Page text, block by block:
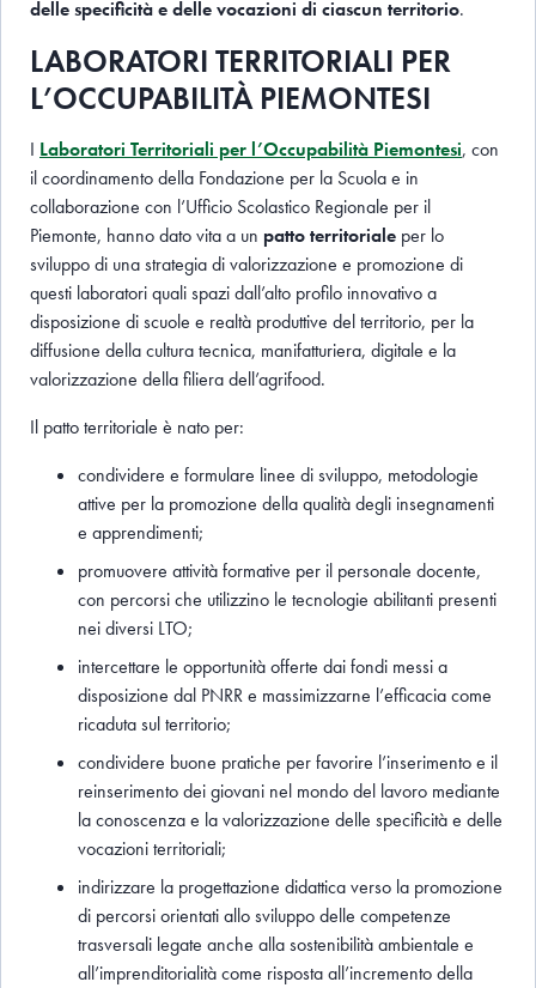
delle specificità e delle vocazioni di ciascun territorio.
LABORATORI TERRITORIALI PER
L’OCCUPABILITÀ PIEMONTESI
I Laboratori Territoriali per l’Occupabilità Piemontesi, con
il coordinamento della Fondazione per la Scuola e in
collaborazione con l’Ufficio Scolastico Regionale per il
Piemonte, hanno dato vita a un patto territoriale per lo
sviluppo di una strategia di valorizzazione e promozione di
questi laboratori quali spazi dall’alto profilo innovativo a
disposizione di scuole e realtà produttive del territorio, per la
diffusione della cultura tecnica, manifatturiera, digitale e la
valorizzazione della filiera dell’agrifood.
Il patto territoriale è nato per:
condividere e formulare linee di sviluppo, metodologie
attive per la promozione della qualità degli insegnamenti
e apprendimenti;
promuovere attività formative per il personale docente,
con percorsi che utilizzino le tecnologie abilitanti presenti
nei diversi LTO;
intercettare le opportunità offerte dai fondi messi a
disposizione dal PNRR e massimizzarne l’efficacia come
ricaduta sul territorio;
condividere buone pratiche per favorire l’inserimento e il
reinserimento dei giovani nel mondo del lavoro mediante
la conoscenza e la valorizzazione delle specificità e delle
vocazioni territoriali;
indirizzare la progettazione didattica verso la promozione
di percorsi orientati allo sviluppo delle competenze
trasversali legate anche alla sostenibilità ambientale e
all’imprenditorialità come risposta all’incremento della